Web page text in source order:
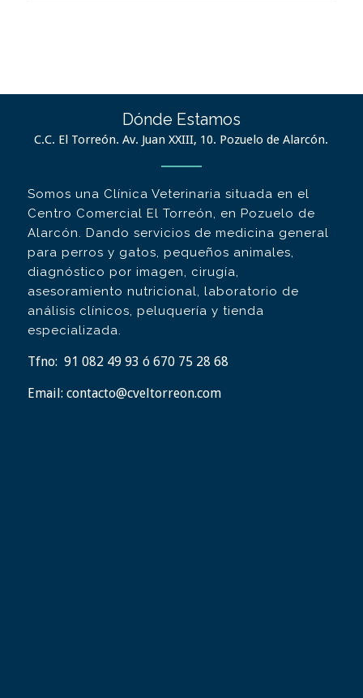
Dónde Estamos
C.C. El Torreón. Av. Juan XXIII, 10. Pozuelo de Alarcón.
Somos una Clínica Veterinaria situada en el
Centro Comercial El Torreón, en Pozuelo de
Alarcón. Dando servicios de medicina general
para perros y gatos, pequeños animales,
diagnóstico por imagen, cirugía,
asesoramiento nutricional, laboratorio de
análisis clínicos, peluquería y tienda
especializada.
Tfno: 91 082 49 93 ó 670 75 28 68
Email: contacto@cveltorreon.com